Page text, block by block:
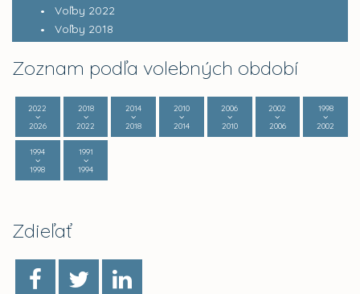
Voľby 2022
Voľby 2018
Zoznam podľa volebných období
2022
2026
2018
2022
2014
2018
2010
2014
2006
2010
2002
2006
1998
2002
1994
1998
1991
1994
Zdieľať